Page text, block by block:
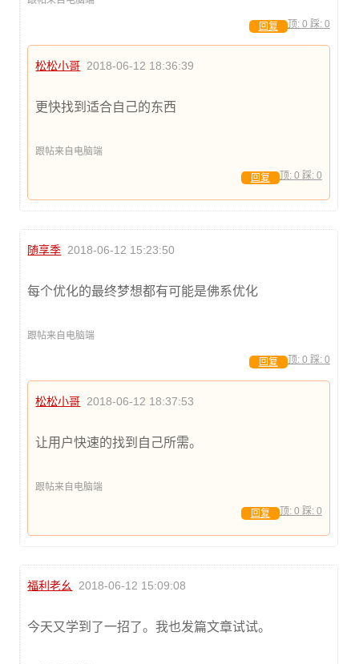
顶: 0 踩: 0
回复
松松小哥 2018-06-12 18:36:39
更快找到适合自己的东西
跟帖来自电脑端
顶: 0 踩: 0
回复
随享季 2018-06-12 15:23:50
每个优化的最终梦想都有可能是佛系优化
跟帖来自电脑端
顶: 0 踩: 0
回复
松松小哥 2018-06-12 18:37:53
让用户快速的找到自己所需。
跟帖来自电脑端
顶: 0 踩: 0
回复
福利老幺 2018-06-12 15:09:08
今天又学到了一招了。我也发篇文章试试。